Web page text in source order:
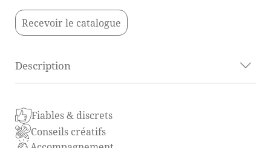
Recevoir le catalogue
Description
Les coussins décoratifs beige et brun apportent une
ambiance chaleureuse et naturelle à vos
aménagements. Leurs teintes douces et terreuses
Fiables & discrets
Conseils créatifs